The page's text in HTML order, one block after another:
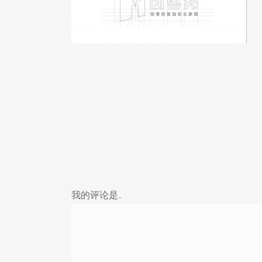
我的评论是..